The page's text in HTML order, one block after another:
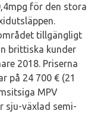
för den stora
tillgängligt
brittiska kunder
2018. Priserna
på 24 700 € (21
MPV
sju-växlad semi-